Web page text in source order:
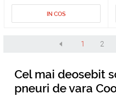
IN COS
1 2
Cel mai deosebit
pneuri de vara